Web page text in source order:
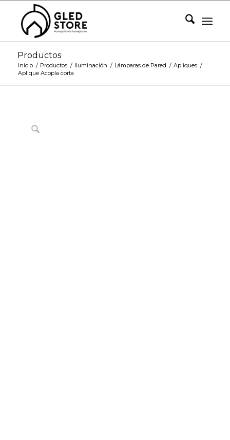
Productos
Inicio / Productos / Iluminación / Lámparas de Pared / Apliques /
Aplique Acopla corta